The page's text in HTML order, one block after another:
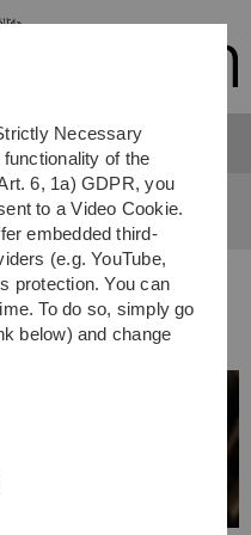
Skip
Skip
Skip
Skip
... Feedback
und
Necessary
of the
6, 1a) GDPR, you
to a Video Cookie.
embedded third-
(e.g. YouTube,
protection. You can
To do so, simply go
below) and change